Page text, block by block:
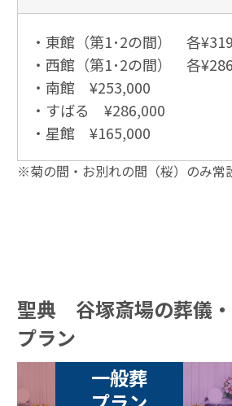
・東館（第1･2の間） 各
・西館（第1･2の間） 各
・南館 ¥253,000
・すばる ¥286,000
・星館 ¥165,000
※菊の間・お別れの間（桜）のみ常
聖典 谷塚斎場の葬儀
プラン
一般葬